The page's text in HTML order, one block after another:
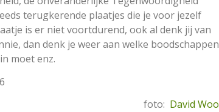
terugkerende plaatjes die je voor jezelf
is er niet voortdurend, ook al denk jij van
dan denk je weer aan welke boodschappen
moet enz.
foto: David Woo